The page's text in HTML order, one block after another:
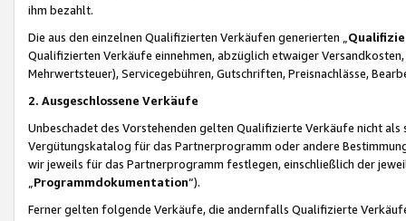
ihm bezahlt.
Die aus den einzelnen Qualifizierten Verkäufen generierten „
Qualifizierten Verkäufe einnehmen, abzüglich etwaiger
Mehrwertsteuer), Servicegebühren, Gutschriften, Preisnachlässe,
2. Ausgeschlossene Verkäufe
Unbeschadet des Vorstehenden gelten Qualifizierte Verkäufe nicht
Vergütungskatalog für das Partnerprogramm oder andere
wir jeweils für das Partnerprogramm festlegen, einschließlich der
Programmdokumentation“).
Ferner gelten folgende Verkäufe, die andernfalls Qualifizierte